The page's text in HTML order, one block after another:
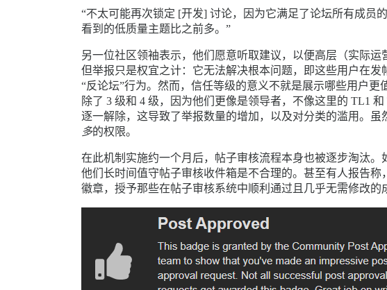
“不太可能再次锁定 [开发] 讨论，因为它满足了论坛所有成员
看到的低质量主题比之前多。”
另一位社区领袖表示，他们愿意听取建议，以便高层（实际
但举报只是权宜之计：它无法解决根本问题，即这些用户在
“反论坛”行为。然而，信任等级的意义不就是展示哪些用户
除了 3 级和 4 级，因为他们更像是领导者，不像这里的 TL1
逐一解除，这导致了举报数量的增加，以及对分类的滥用。
多的权限。
在此机制实施约一个月后，帖子审核流程本身也被逐步淘汰
他们长时间值守帖子审核收件箱是不合理的。甚至有人报告
徽章，授予那些在帖子审核系统中顺利通过且几乎无需修改的